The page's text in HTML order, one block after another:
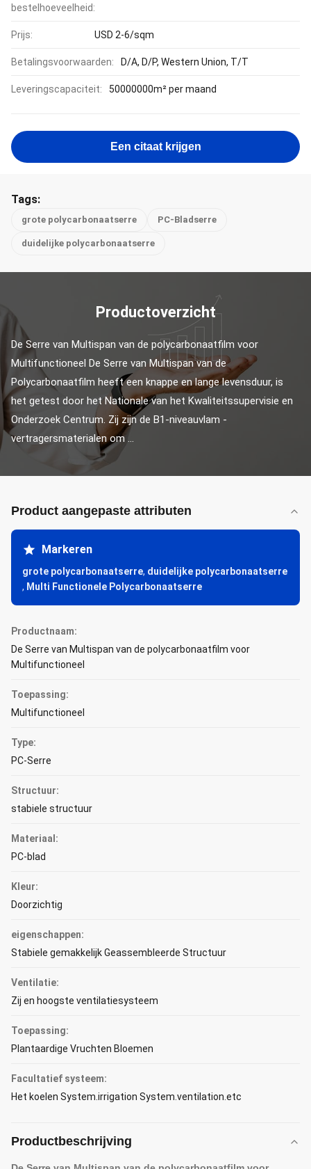
bestelhoeveelheid:
Prijs: USD 2-6/sqm
Betalingsvoorwaarden: D/A, D/P, Western Union, T/T
Leveringscapaciteit: 50000000m² per maand
Een citaat krijgen
Tags:
grote polycarbonaatserre PC-Bladserre
duidelijke polycarbonaatserre
Productoverzicht
De Serre van Multispan van de polycarbonaatfilm voor
Multifunctioneel De Serre van Multispan van de
Polycarbonaatfilm heeft een knappe en lange levensduur, is
het getest door het Nationale van het Kwaliteitssupervisie en
Onderzoek Centrum. Zij zijn de B1-niveauvlam -
vertragersmaterialen om ...
Product aangepaste attributen
Markeren
grote polycarbonaatserre, duidelijke polycarbonaatserre
, Multi Functionele Polycarbonaatserre
Productnaam:
De Serre van Multispan van de polycarbonaatfilm voor
Multifunctioneel
Toepassing:
Multifunctioneel
Type:
PC-Serre
Structuur:
stabiele structuur
Materiaal:
PC-blad
Kleur:
Doorzichtig
eigenschappen:
Stabiele gemakkelijk Geassembleerde Structuur
Ventilatie:
Zij en hoogste ventilatiesysteem
Toepassing:
Plantaardige Vruchten Bloemen
Facultatief systeem:
Het koelen System.irrigation System.ventilation.etc
Productbeschrijving